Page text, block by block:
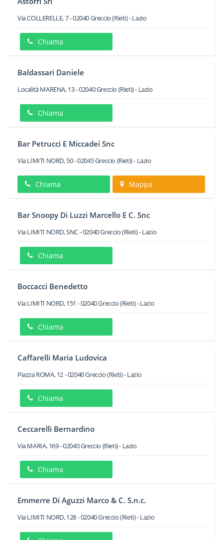
Via COLLERELLE, 7-02040Greccio(Rieti) -Lazio
Chiama
Baldassari Daniele
Località MARENA, 13-02040Greccio (Rieti) - Lazio
Chiama
Bar Petrucci E Miccadei Snc
Via LIMITI NORD, 50-02045Greccio (Rieti) - Lazio
Chiama Mappa
Bar Snoopy Di Luzzi Marcello E C. Snc
Via LIMITI NORD, SNC-02040Greccio(Rieti) -Lazio
Chiama
Boccacci Benedetto
Via LIMITI NORD, 151 -02040Greccio(Rieti) -Lazio
Chiama
Caffarelli Maria Ludovica
Piazza ROMA, 12-02040Greccio(Rieti) -Lazio
Chiama
Ceccarelli Bernardino
Via MARIA, 169-02040Greccio (Rieti) - Lazio
Chiama
Emmerre Di Aguzzi Marco & C. S.n.c.
Via LIMITI NORD, 128-02040Greccio(Rieti) -Lazio